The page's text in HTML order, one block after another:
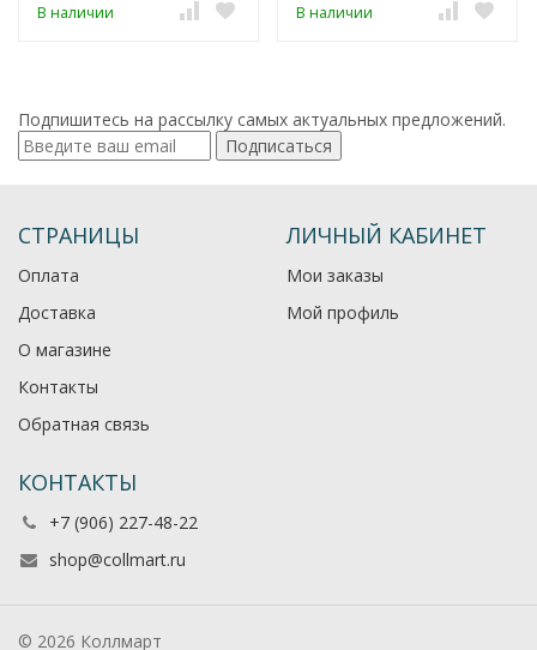
В наличии В наличии
Подпишитесь на рассылку самых актуальных предложений.
Подписаться
СТРАНИЦЫ
Оплата
Доставка
О магазине
Контакты
Обратная связь
ЛИЧНЫЙ КАБИНЕТ
Мои заказы
Мой профиль
КОНТАКТЫ
+7 (906) 227-48-22
shop@collmart.ru
© 2026 Коллмарт